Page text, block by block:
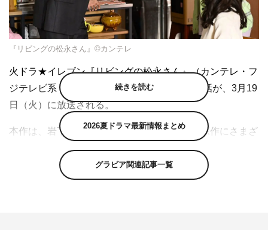
『リビングの松永さん』©カンテレ
火ドラ★イレブン『リビングの松永さん』（カンテレ・フ
ジテレビ系 毎週火曜 午後11時～）の第11話が、3月19
日（火）に放送される。
本作は、岩下慶子による同名人気コミックを原作にさまざ
まな世代の男女が共に暮らすシェアハウスを舞台に描く、
ドキドキ年の差ラブコメディー。グラフィックデザイナー
の松永純（29／中島健人）は、ひょんなことから女子高生
続きを読む
2026夏ドラマ最新情報まとめ
グラビア関連記事一覧